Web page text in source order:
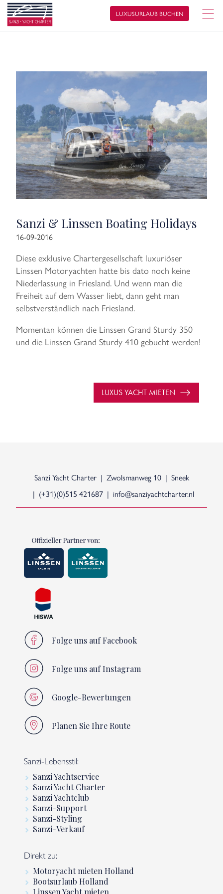
LUXUSURLAUB BUCHEN
Sanzi & Linssen Boating Holidays
16-09-2016
Diese exklusive Chartergesellschaft luxuriöser
Linssen Motoryachten hatte bis dato noch keine
Niederlassung in Friesland. Und wenn man die
Freiheit auf dem Wasser liebt, dann geht man
selbstverständlich nach Friesland.
Momentan können die Linssen Grand Sturdy 350
und die Linssen Grand Sturdy 410 gebucht werden!
LUXUS YACHT MIETEN
Sanzi Yacht Charter Zwolsmanweg 10
Sneek
(+31)(0)515 421687
info@sanziyachtcharter.nl
Folge uns auf Facebook
Folge uns auf Instagram
Google-Bewertungen
Planen Sie Ihre Route
Sanzi-Lebensstil:
Sanzi Yachtservice
Sanzi Yacht Charter
Sanzi Yachtclub
Sanzi-Support
Sanzi-Styling
Sanzi-Verkauf
Direkt zu:
Motoryacht mieten Holland
Bootsurlaub Holland
Linssen Yacht mieten